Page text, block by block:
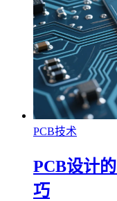
PCB技术
PCB设计
巧